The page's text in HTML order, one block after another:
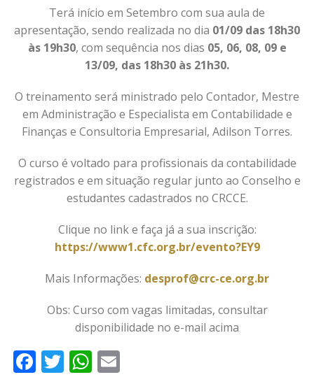
Terá início em Setembro com sua aula de
apresentação, sendo realizada no dia 01/09 das 18h30
às 19h30, com sequência nos dias 05, 06, 08, 09 e
13/09, das 18h30 às 21h30.
O treinamento será ministrado pelo Contador, Mestre
em Administração e Especialista em Contabilidade e
Finanças e Consultoria Empresarial, Adilson Torres.
O curso é voltado para profissionais da contabilidade
registrados e em situação regular junto ao Conselho e
estudantes cadastrados no CRCCE.
Clique no link e faça já a sua inscrição:
https://www1.cfc.org.br/evento?EY9
Mais Informações: desprof@crc-ce.org.br
Obs: Curso com vagas limitadas, consultar
disponibilidade no e-mail acima
Facebook
TwitterWhatsApp